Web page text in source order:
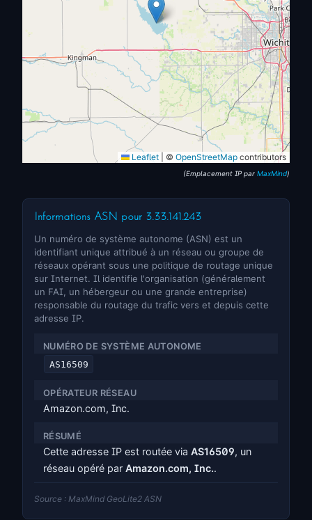
Leaflet © OpenStreetMap contributors
(Emplacement IP par MaxMind)
Informations ASN pour 3.33.141.243
Un numéro de système autonome (ASN) est un
identifiant unique attribué à un réseau ou groupe de
réseaux opérant sous une politique de routage unique
sur Internet. Il identifie l'organisation (généralement
un FAI, un hébergeur ou une grande entreprise)
responsable du routage du trafic vers et depuis cette
adresse IP.
NUMÉRO DE SYSTÈME AUTONOME
AS16509
OPÉRATEUR RÉSEAU
Amazon.com, Inc.
RÉSUMÉ
Cette adresse IP est routée via AS16509, un
réseau opéré par Amazon.com, Inc..
Source : MaxMind GeoLite2 ASN